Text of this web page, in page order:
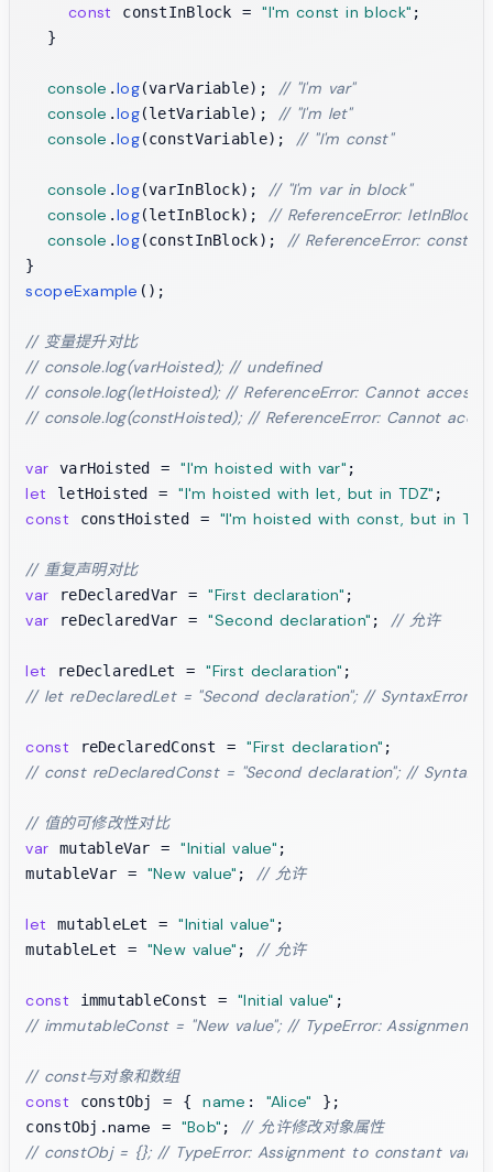
const constInBlock = "I'm const in block" ;
  }
console .log(varVariable); // "I'm var"
console .log(letVariable); // "I'm let"
console .log(constVariable); // "I'm const"
console .log(varInBlock); // "I'm var in block"
console .log(letInBlock); // ReferenceError: letInBlock
console .log(constInBlock); // ReferenceError:
scopeExample ();
// 变量提升对比
// console.log(varHoisted); // undefined
// console.log(letHoisted); // ReferenceError: Cannot access
// console.log(constHoisted); // ReferenceError: Cannot
var varHoisted = "I'm hoisted with var"
let letHoisted = "I'm hoisted with let, but in TDZ"
const constHoisted = "I'm hoisted with const, but in
// 重复声明对比
var reDeclaredVar = "First declaration"
var reDeclaredVar = "Second declaration" ; // 允许
let reDeclaredLet = "First declaration"
// let reDeclaredLet = "Second declaration"; // SyntaxError:
const reDeclaredConst = "First declaration"
// const reDeclaredConst = "Second declaration"; //
// 值的可修改性对比
var mutableVar = "Initial value" ;
mutableVar = "New value" ; // 允许
let mutableLet = "Initial value" ;
mutableLet = "New value" ; // 允许
const immutableConst = "Initial value"
// immutableConst = "New value"; // TypeError: Assignment
// const与对象和数组
const constObj = { name : "Alice" };
constObj.name = "Bob" ; // 允许修改对象属性
// constObj = {}; // TypeError: Assignment to constant